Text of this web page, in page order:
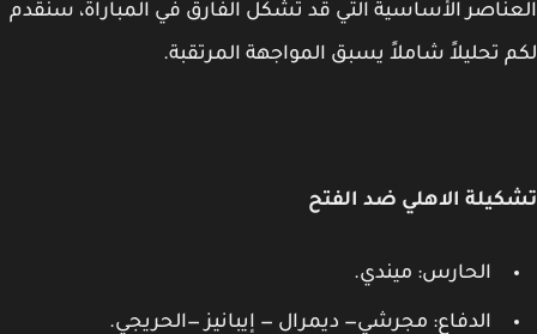
الأساسية التي قد تشكل الفارق في المباراة، سنقدم
تحليلاً شاملاً يسبق المواجهة المرتقبة.
الاهلي ضد الفتح
الحارس: ميندي.
الدفاع: مجرشي— ديمرال — إيبانيز —الحريجي.